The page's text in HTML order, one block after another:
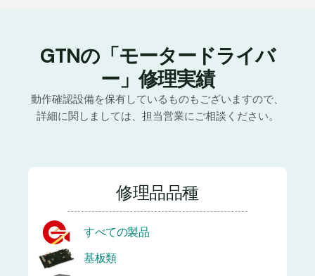
GTNの「モータードライバ
ー」修理実績
動作確認設備を保有しているものもございますので、
詳細に関しましては、担当営業にご相談ください。
修理品品種
すべての製品
基板類